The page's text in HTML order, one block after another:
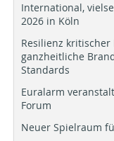
International,
2026 in Köln
Resilienz
ganzheitliche
Standards
Euralarm
Forum
Neuer Spielraum